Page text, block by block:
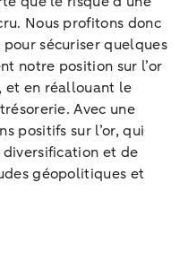
Nous profitons donc
sécuriser quelques
notre position sur l’or
et en réallouant le
Avec une
positifs sur l’or, qui
et de
géopolitiques et